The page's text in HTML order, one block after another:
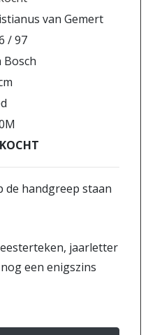
van Gemert
/ 97
Bosch
de handgreep staan
jaarletter
een enigszins